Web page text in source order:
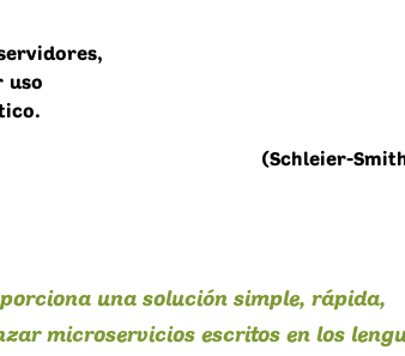
uso
(Schleier-
una solución simple, rápida,
microservicios escritos en los